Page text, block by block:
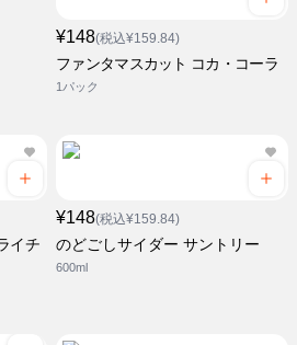
¥148(税込¥159.84)
ファンタマスカット コカ・コーラ
1パック
イチ
¥148(税込¥159.84)
のどごしサイダー サントリー
600ml